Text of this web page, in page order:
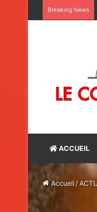
Breaking News
ACCUEIL
Accueil /